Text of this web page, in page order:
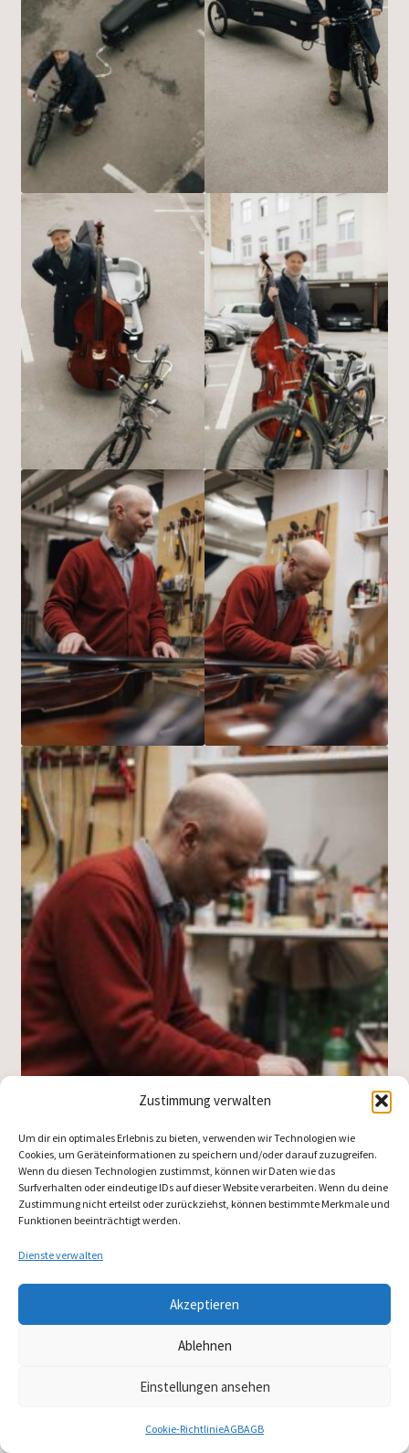
Zustimmung verwalten
Um dir ein optimales Erlebnis zu bieten, verwenden wir Technologien wie
Cookies, um Geräteinformationen zu speichern und/oder darauf zuzugreifen.
Wenn du diesen Technologien zustimmst, können wir Daten wie das
Surfverhalten oder eindeutige IDs auf dieser Website verarbeiten. Wenn du deine
Zustimmung nicht erteilst oder zurückziehst, können bestimmte Merkmale und
Funktionen beeinträchtigt werden.
Dienste verwalten
Akzeptieren
Ablehnen
Einstellungen ansehen
Cookie-RichtlinieAGBAGB